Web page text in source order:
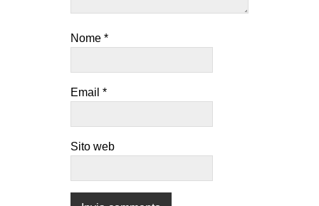
Nome *
Email *
Sito web